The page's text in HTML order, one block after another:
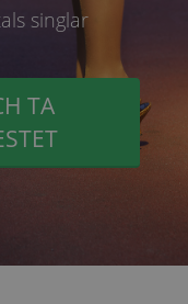
singlar
TA